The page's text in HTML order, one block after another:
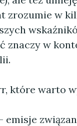
zrozumie w
znaczy w
które warto
emisje